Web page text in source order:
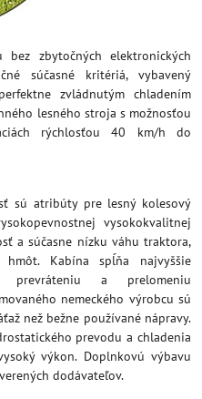
zbytočných elektronických
súčasné kritériá, vybavený
zvládnutým chladením
lesného stroja s možnosťou
rýchlosťou 40 km/h do
sú atribúty pre lesný kolesový
vysokokvalitnej
a súčasne nízku váhu traktora,
Kabína spĺňa najvyššie
prevráteniu a prelomeniu
nemeckého výrobcu sú
než bežne používané nápravy.
prevodu a chladenia
výkon. Doplnkovú výbavu
dodávateľov.